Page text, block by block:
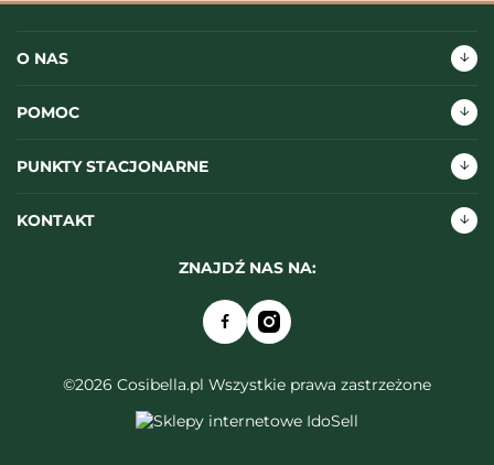
O NAS
POMOC
PUNKTY STACJONARNE
KONTAKT
ZNAJDŹ NAS NA:
©2026 Cosibella.pl Wszystkie prawa zastrzeżone